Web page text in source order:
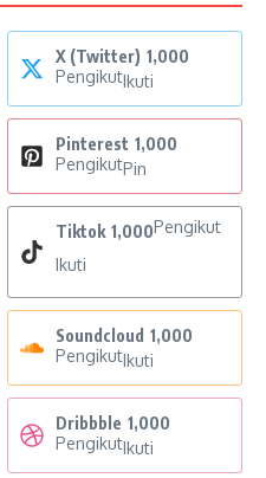
X (Twitter) 1,000
PengikutIkuti
Pinterest 1,000
PengikutPin
Tiktok 1,000Pengikut
Ikuti
Soundcloud 1,000
PengikutIkuti
Dribbble 1,000
PengikutIkuti